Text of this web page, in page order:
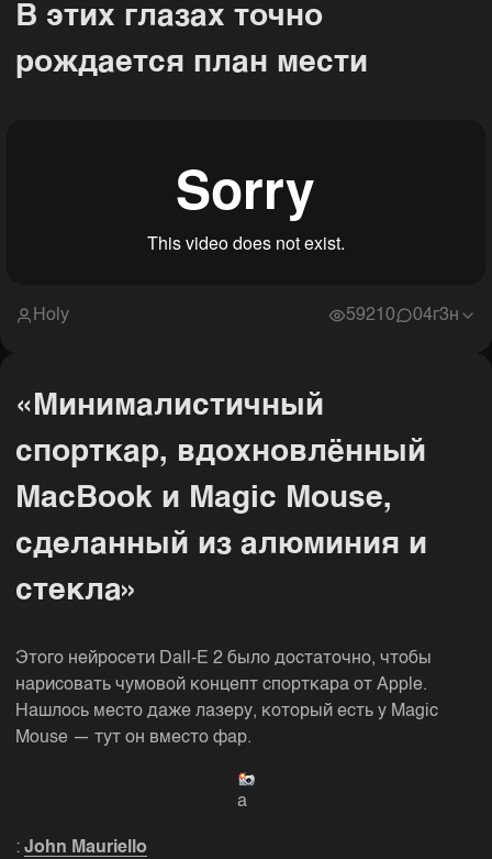
В этих глазах точно
рождается план мести
Holy 59210 04г3н
«Минималистичный
спорткар, вдохновлённый
MacBook и Magic Mouse,
сделанный из алюминия и
стекла»
Этого нейросети Dall-E 2 было достаточно, чтобы
нарисовать чумовой концепт спорткара от Apple.
Нашлось место даже лазеру, который есть у Magic
Mouse — тут он вместо фар.
a
: John Mauriello